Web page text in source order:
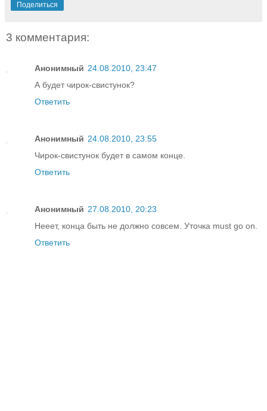
Поделиться
3 комментария:
Анонимный 24.08.2010, 23:47
А будет чирок-свистунок?
Ответить
Анонимный 24.08.2010, 23:55
Чирок-свистунок будет в самом конце.
Ответить
Анонимный 27.08.2010, 20:23
Нееет, конца быть не должно совсем. Уточка must go on.
Ответить